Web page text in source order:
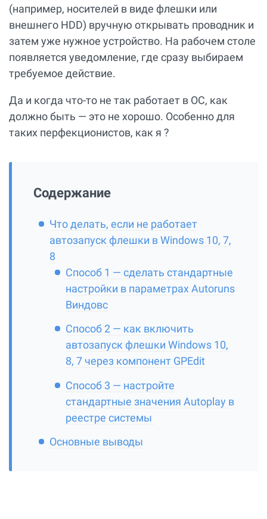
(например, носителей в виде флешки или
внешнего HDD) вручную открывать проводник и
затем уже нужное устройство. На рабочем столе
появляется уведомление, где сразу выбираем
требуемое действие.
Да и когда что-то не так работает в ОС, как
должно быть — это не хорошо. Особенно для
таких перфекционистов, как я ?
Содержание
Что делать, если не работает
автозапуск флешки в Windows 10, 7,
8
Способ 1 — сделать стандартные
настройки в параметрах Autoruns
Виндовс
Способ 2 — как включить
автозапуск флешки Windows 10,
8, 7 через компонент GPEdit
Способ 3 — настройте
стандартные значения Autoplay в
реестре системы
Основные выводы